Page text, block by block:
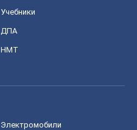
Учебники
ДПА
НМТ
Электромобили